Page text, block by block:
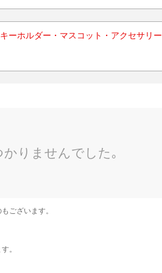
キーホルダー・マスコット・アクセサリー